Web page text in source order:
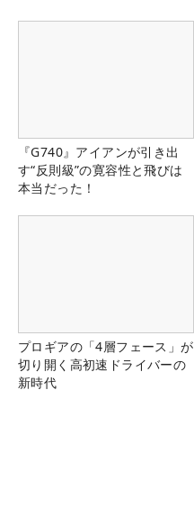
『G740』アイアンが引き出
す“反則級”の寛容性と飛びは
本当だった！
プロギアの「4層フェース」が
切り開く高初速ドライバーの
新時代